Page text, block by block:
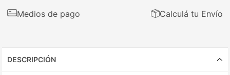
Medios de pago Calculá tu Envío
DESCRIPCIÓN